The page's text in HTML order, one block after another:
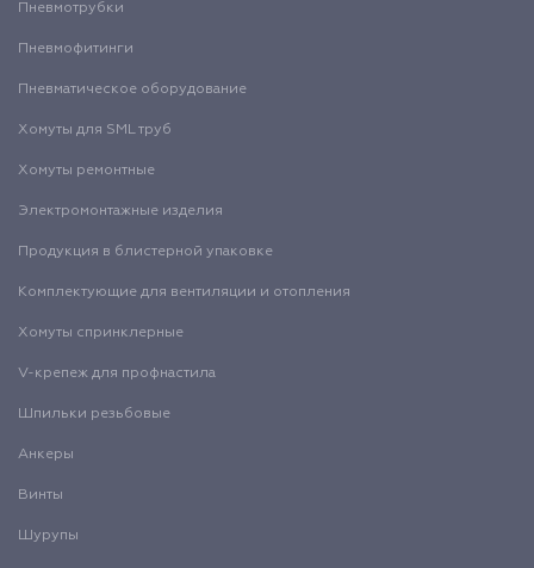
Пневмотрубки
Пневмофитинги
Пневматическое оборудование
Хомуты для SML труб
Хомуты ремонтные
Электромонтажные изделия
Продукция в блистерной упаковке
Комплектующие для вентиляции и отопления
Хомуты спринклерные
V-крепеж для профнастила
Шпильки резьбовые
Анкеры
Винты
Шурупы